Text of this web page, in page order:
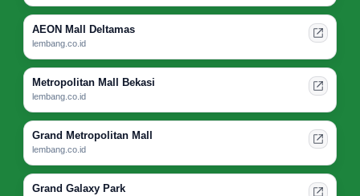
AEON Mall Deltamas
lembang.co.id
Metropolitan Mall Bekasi
lembang.co.id
Grand Metropolitan Mall
lembang.co.id
Grand Galaxy Park